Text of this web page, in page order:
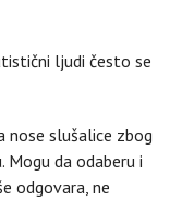
ljudi često se
nose slušalice zbog
da odaberu i
odgovara, ne